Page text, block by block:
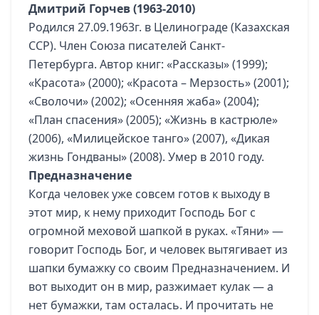
Дмитрий Горчев (1963-2010)
Родился 27.09.1963г. в Целинограде (Казахская
ССР). Член Союза писателей Санкт-
Петербурга. Автор книг: «Рассказы» (1999);
«Красота» (2000); «Красота – Мерзость» (2001);
«Сволочи» (2002); «Осенняя жаба» (2004);
«План спасения» (2005); «Жизнь в кастрюле»
(2006), «Милицейское танго» (2007), «Дикая
жизнь Гондваны» (2008). Умер в 2010 году.
Предназначение
Когда человек уже совсем готов к выходу в
этот мир, к нему приходит Господь Бог с
огромной меховой шапкой в руках. «Тяни» —
говорит Господь Бог, и человек вытягивает из
шапки бумажку со своим Предназначением. И
вот выходит он в мир, разжимает кулак — а
нет бумажки, там осталась. И прочитать не